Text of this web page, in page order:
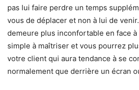
pas lui faire perdre un temps
vous de déplacer et non à lui de
demeure plus inconfortable en face
simple à maîtriser et vous pourrez
votre client qui aura tendance à se
normalement que derrière un écran